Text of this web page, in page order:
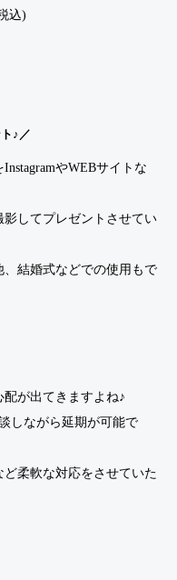
込)
♪／
やWEBサイトな
してプレゼントさせてい
結婚式などでの使用もで
が出てきますよね♪
しながら延期が可能で
柔軟な対応をさせていた